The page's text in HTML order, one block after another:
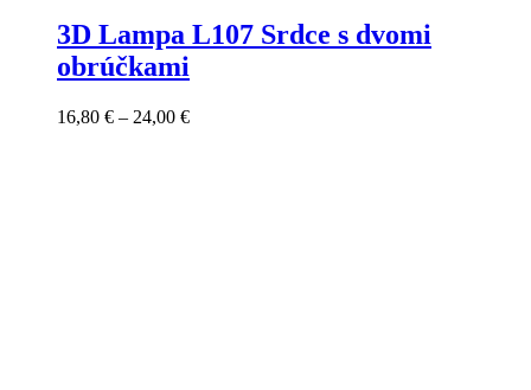
3D Lampa L107 Srdce s dvomi
obrúčkami
16,80 € – 24,00 €Price